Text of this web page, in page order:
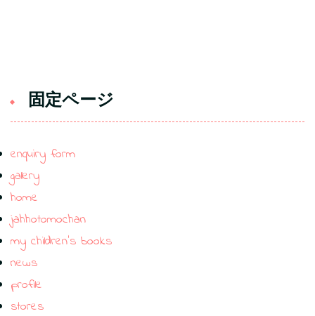
固定ページ
enquiry form
gallery
home
jahhotomochan
my children’s books
news
profile
stores